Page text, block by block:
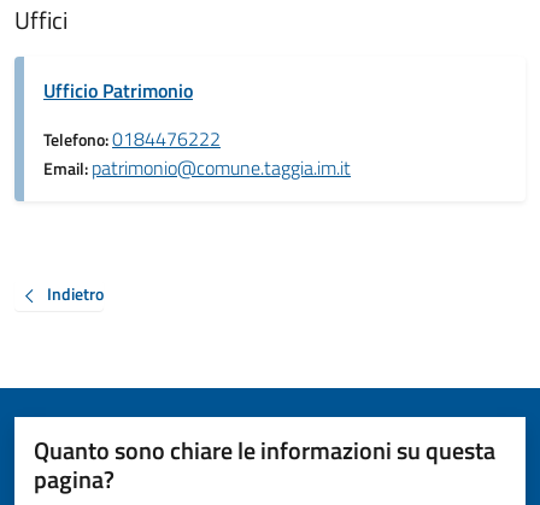
Uffici
Ufficio Patrimonio
Telefono:0184476222
Email:patrimonio@comune.taggia.im.it
Indietro
Quanto sono chiare le informazioni su questa
pagina?